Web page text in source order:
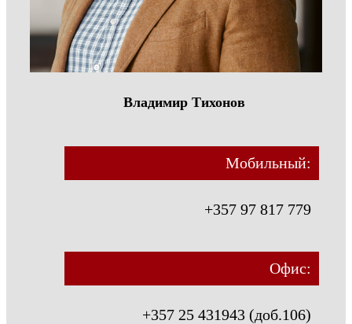
Владимир Тихонов
Мобильный:
+357 97 817 779
Офис:
+357 25 431943 (доб.106)